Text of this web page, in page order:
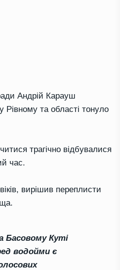
Андрій Карауш
Рівному та області тонуло
трагічно відбувалися
час.
вирішив переплисти
Басовому Куті
водойми є